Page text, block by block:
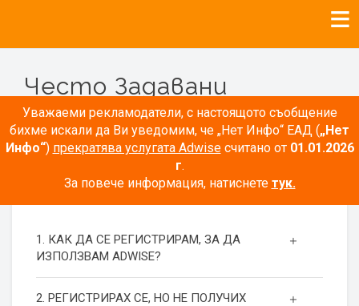
Уважаеми рекламодатели, с настоящото съобщение
бихме искали да Ви уведомим, че „Нет Инфо“ ЕАД („Нет
Инфо“) прекратява услугата Adwiseсчитано от 01.01.2026
г.
За повече информация, натиснете тук.
Често Задавани
Въпроси
РЕГИСТРАЦИЯ
1. КАК ДА СЕ РЕГИСТРИРАМ, ЗА ДА
ИЗПОЛЗВАМ ADWISE?
2. РЕГИСТРИРАХ СЕ, НО НЕ ПОЛУЧИХ